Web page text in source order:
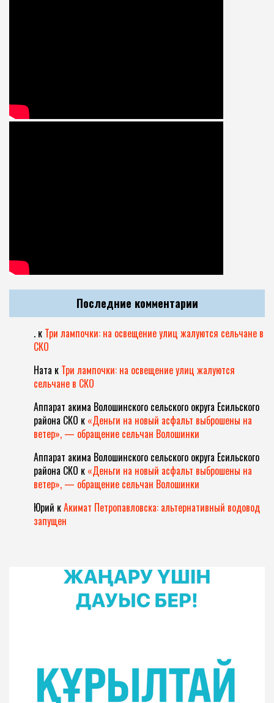
Последние комментарии
. к Три лампочки: на освещение улиц жалуются сельчане в
СКО
Ната к Три лампочки: на освещение улиц жалуются
сельчане в СКО
Аппарат акима Волошинского сельского округа Есильского
района СКО к «Деньги на новый асфальт выброшены на
ветер», — обращение сельчан Волошинки
Аппарат акима Волошинского сельского округа Есильского
района СКО к «Деньги на новый асфальт выброшены на
ветер», — обращение сельчан Волошинки
Юрий кАкимат Петропавловска: альтернативный водовод
запущен